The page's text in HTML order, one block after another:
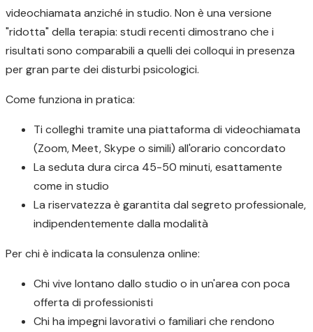
videochiamata anziché in studio. Non è una versione
"ridotta" della terapia: studi recenti dimostrano che i
risultati sono comparabili a quelli dei colloqui in presenza
per gran parte dei disturbi psicologici.
Come funziona in pratica:
Ti colleghi tramite una piattaforma di videochiamata
(Zoom, Meet, Skype o simili) all'orario concordato
La seduta dura circa 45-50 minuti, esattamente
come in studio
La riservatezza è garantita dal segreto professionale,
indipendentemente dalla modalità
Per chi è indicata la consulenza online:
Chi vive lontano dallo studio o in un'area con poca
offerta di professionisti
Chi ha impegni lavorativi o familiari che rendono